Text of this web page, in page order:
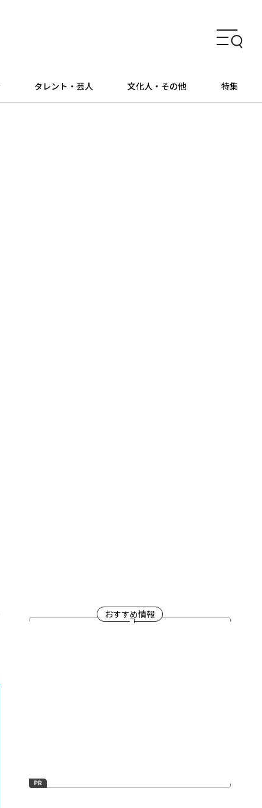
タレント・芸人 文化人・その他 特集
おすすめ情報